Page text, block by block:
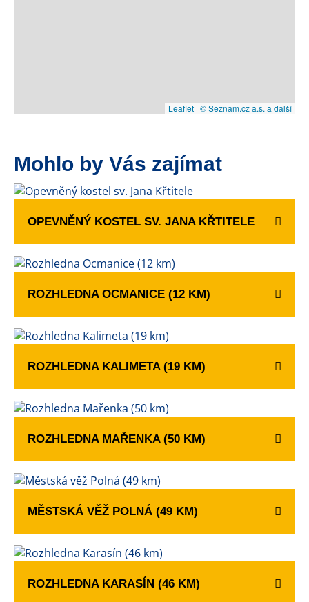
Leaflet | © Seznam.cz a.s. a další
Mohlo by Vás zajímat
OPEVNĚNÝ KOSTEL SV. JANA KŘTITELE
ROZHLEDNA OCMANICE (12 KM)
ROZHLEDNA KALIMETA (19 KM)
ROZHLEDNA MAŘENKA (50 KM)
MĚSTSKÁ VĚŽ POLNÁ (49 KM)
ROZHLEDNA KARASÍN (46 KM)